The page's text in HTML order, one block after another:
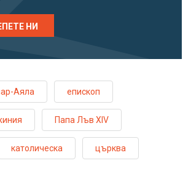
НИ
Аяла епископ
Папа Лъв ХIV
католическа църква